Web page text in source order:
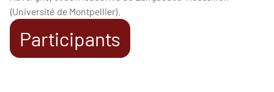
(Université de Montpellier).
Participants